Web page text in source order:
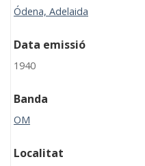
Ódena, Adelaida
Data emissió
1940
Banda
OM
Localitat